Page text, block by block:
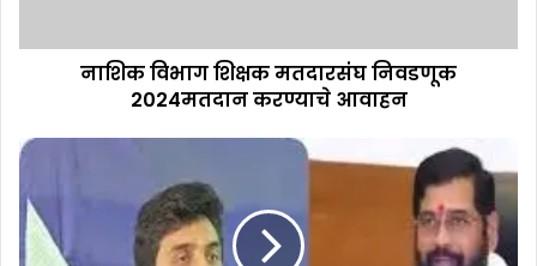
नाशिक विभाग शिक्षक मतदारसंघ निवडणूक
2024मतदान करण्याचे आवाहन